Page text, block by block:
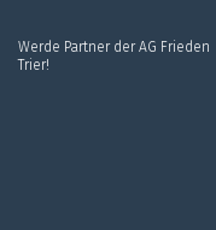
Werde Partner der AG Frieden
Trier!